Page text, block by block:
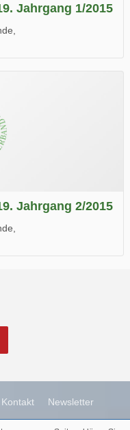
Jahrgang 1/2015
Jahrgang 2/2015
Kontakt Newsletter